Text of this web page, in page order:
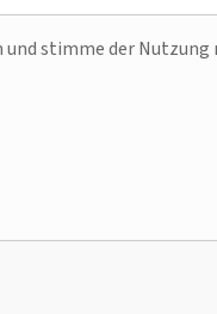
und stimme der